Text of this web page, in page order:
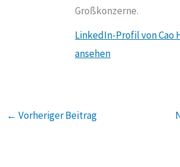
Großkonzerne.
LinkedIn-Profil von Cao
ansehen
← Vorheriger Beitrag